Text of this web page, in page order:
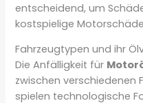
entscheidend, um
kostspielige
Fahrzeugtypen und ihr
Die Anfälligkeit für
zwischen verschiedenen
spielen technologische